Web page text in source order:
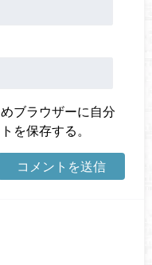
ブラウザーに自分
を保存する。